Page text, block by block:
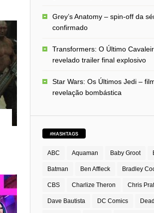
Grey’s Anatomy – spin-off da
confirmado
Transformers: O Último
revelado trailer final explosivo
Star Wars: Os Últimos Jedi –
revelação bombástica
#HASHTAGS
ABC Aquaman Baby Groot
Batman Ben Affleck Bradley
CBS Charlize Theron Chris
Dave Bautista DC Comics